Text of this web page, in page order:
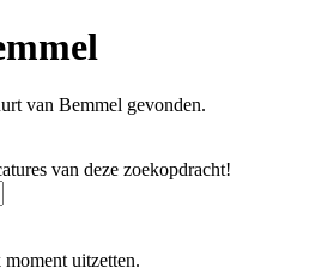
van Bemmel gevonden.
van deze zoekopdracht!
uitzetten.